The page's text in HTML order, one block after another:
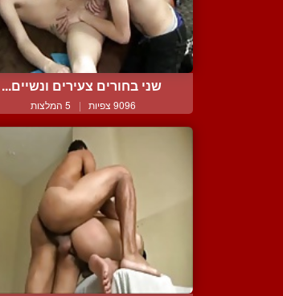
שני בחורים צעירים ונשיים...
9096 צפיות | 5 המלצות